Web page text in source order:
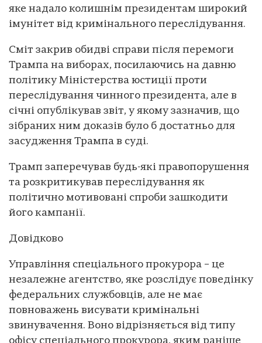
яке надало колишнім президентам широкий
імунітет від кримінального переслідування.
Сміт закрив обидві справи після перемоги
Трампа на виборах, посилаючись на давню
політику Міністерства юстиції проти
переслідування чинного президента, але в
січні опублікував звіт, у якому зазначив, що
зібраних ним доказів було б достатньо для
засудження Трампа в суді.
Трамп заперечував будь-які правопорушення
та розкритикував переслідування як
політично мотивовані спроби зашкодити
його кампанії.
Довідково
Управління спеціального прокурора – це
незалежне агентство, яке розслідує поведінку
федеральних службовців, але не має
повноважень висувати кримінальні
звинувачення. Воно відрізняється від типу